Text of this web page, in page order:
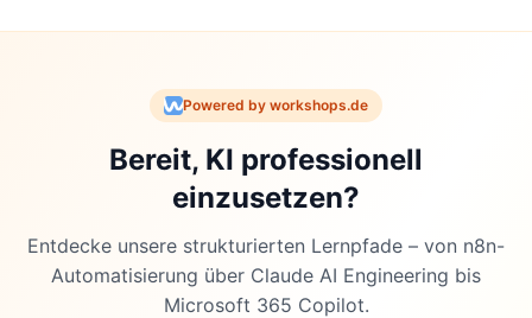
Powered by workshops.de
Bereit, KI professionell
einzusetzen?
Entdecke unsere strukturierten Lernpfade – von n8n-
Automatisierung über Claude AI Engineering bis
Microsoft 365 Copilot.